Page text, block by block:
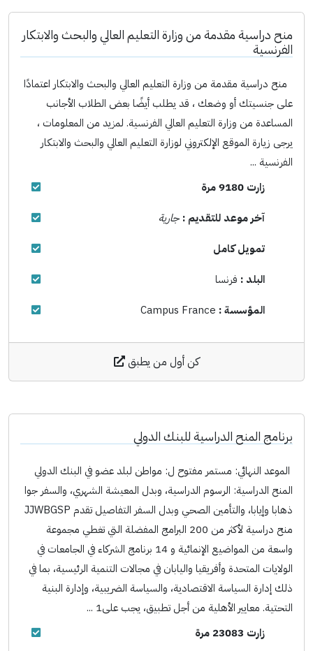
منح دراسية مقدمة من وزارة التعليم العالي والبحث والابتكار
الفرنسية
منح دراسية مقدمة من وزارة التعليم العالي والبحث والابتكار اعتمادًا
على جنسيتك أو وضعك ، قد يطلب أيضًا بعض الطلاب الأجانب
المساعدة من وزارة التعليم العالي الفرنسية. لمزيد من المعلومات ،
يرجى زيارة الموقع الإلكتروني لوزارة التعليم العالي والبحث والابتكار
الفرنسية ...
زارت 9180 مرة
آخر موعد للتقديم : جارية
تمويل كامل
البلد : فرنسا
المؤسسة : Campus France
كن أول من يطبق
برنامج المنح الدراسية للبنك الدولي
الموعد النهائي: مستمر مفتوح ل: مواطن لبلد عضو في البنك الدولي
المنح الدراسية: الرسوم الدراسية، وبدل المعيشة الشهري، والسفر جوا
ذهابا وإيابا، والتأمين الصحي وبدل السفر التفاصيل تقدم JJWBGSP
منح دراسية لأكثر من 200 البرامج المفضلة التي تغطي مجموعة
واسعة من المواضيع الإنمائية و 14 برنامج الشركاء في الجامعات في
الولايات المتحدة وأفريقيا واليابان في مجالات التنمية الرئيسية، بما في
ذلك إدارة السياسة الاقتصادية، والسياسة الضريبية، وإدارة البنية
التحتية. معايير الأهلية من أجل تطبيق، يجب على1 ...
زارت 23083 مرة